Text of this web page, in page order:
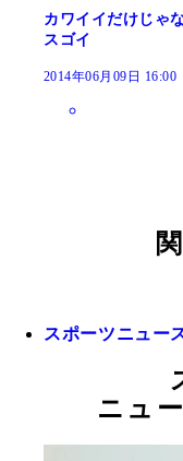
カワイイだけじゃ
スゴイ
2014年06月09日 16:00
スポーツニュー
ニュ